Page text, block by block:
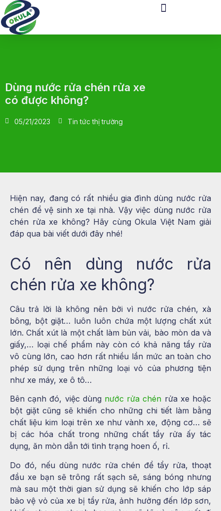
Dùng nước rửa chén rửa xe
có được không?
05/21/2023 Tin tức thị trường
Hiện nay, đang có rất nhiều gia đình dùng nước rửa
chén để vệ sinh xe tại nhà. Vậy việc dùng nước rửa
chén rửa xe không? Hãy cùng Okula Việt Nam giải
đáp qua bài viết dưới đây nhé!
Có nên dùng nước rửa
chén rửa xe không?
Câu trả lời là không nên bởi vì nước rửa chén, xà
bông, bột giặt… luôn luôn chứa một lượng chất xút
lớn. Chất xút là một chất làm bủn vải, bào mòn da và
giấy,… loại chế phẩm này còn có khả năng tẩy rửa
vô cùng lớn, cao hơn rất nhiều lần mức an toàn cho
phép sử dụng trên những loại vỏ của phương tiện
như xe máy, xe ô tô…
Bên cạnh đó, việc dùng nước rửa chén rửa xe hoặc
bột giặt cũng sẽ khiến cho những chi tiết làm bằng
chất liệu kim loại trên xe như vành xe, động cơ… sẽ
bị các hóa chất trong những chất tẩy rửa ấy tác
dụng, ăn mòn dẫn tới tình trạng hoen ố, rỉ.
Do đó, nếu dùng nước rửa chén để tẩy rửa, thoạt
đầu xe bạn sẽ trông rất sạch sẽ, sáng bóng nhưng
mà sau một thời gian sử dụng sẽ khiến cho lớp sáp
bảo vệ vỏ của xe bị tẩy rửa, ảnh hưởng đến lớp sơn,